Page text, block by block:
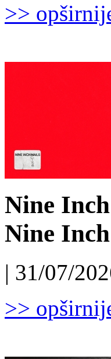
>>
Nine
Nine
| 31/07/
>>